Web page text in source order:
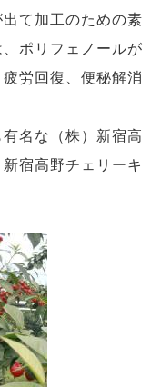
て加工のための素
ポリフェノールが
労回復、便秘解消
名な（株）新宿高
宿高野チェリーキ